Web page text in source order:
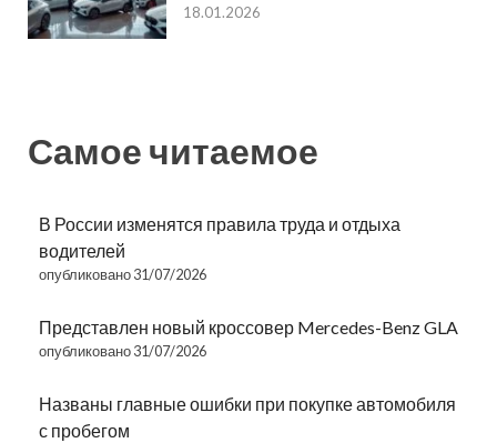
18.01.2026
Самое читаемое
В России изменятся правила труда и отдыха
водителей
опубликовано 31/07/2026
Представлен новый кроссовер Mercedes-Benz GLA
опубликовано 31/07/2026
Названы главные ошибки при покупке автомобиля
с пробегом